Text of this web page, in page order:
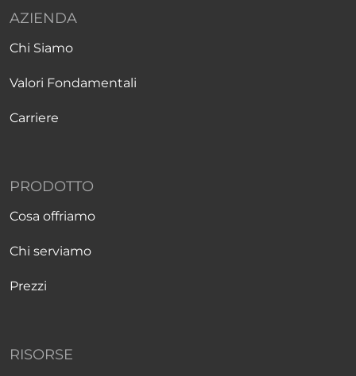
AZIENDA
Chi Siamo
Valori Fondamentali
Carriere
PRODOTTO
Cosa offriamo
Chi serviamo
Prezzi
RISORSE